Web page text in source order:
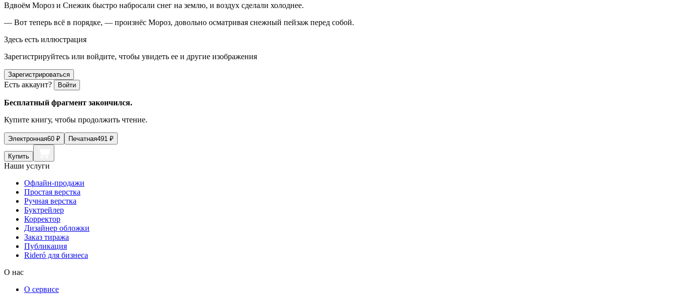
Вдвоём Мороз и Снежик быстро набросали снег на землю, и воздух сделали холоднее.
— Вот теперь всё в порядке, — произнёс Мороз, довольно осматривая снежный пейзаж перед собой.
Здесь есть иллюстрация
Зарегистрируйтесь или войдите, чтобы увидеть ее и другие изображения
Зарегистрироваться
Есть аккаунт? Войти
Бесплатный фрагмент закончился.
Купите книгу, чтобы продолжить чтение.
Электронная60 ₽ Печатная491 ₽
Купить
Наши услуги
Офлайн-продажи
Простая верстка
Ручная верстка
Буктрейлер
Корректор
Дизайнер обложки
Заказ тиража
Публикация
Rideró для бизнеса
О нас
О сервисе